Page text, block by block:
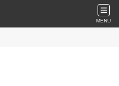
MENU